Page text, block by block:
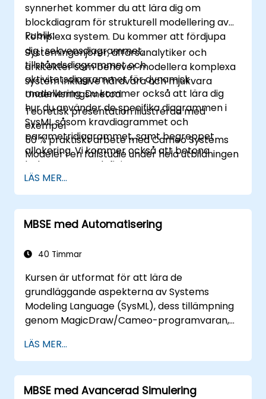
synnerhet kommer du att lära dig om
blockdiagram för strukturell modellering av
komplexa system. Du kommer att fördjupa
dig i sekvensdiagrammet,
tillståndsdiagrammet och
aktivitetsdiagrammet för dynamisk
modellering. Du kommer också att lära dig
hur du använder de specifika diagrammen i
SysML såsom kravdiagrammet och
parametridiagrammet, samt begreppet
allokering. Vi kommer också att betona
behovet av att definiera en
modelleringsmetod som är anpassad till
företagets sammanhang och den typ av
system som ska studeras. Implementeringen
kommer att göras med hjälp
Modeler (MagicDraw) från NoMagic.
Publik:
Systemingenjörer, affärsanalytiker och
arkitekter som behöver modellera komplexa
system inklusive hårdvara och mjukvara
Undervisningsmetod:
Teoretisk presentation illustrerad med
exempel
50 % praktiskt arbete med Cameo Systems
Modeler i en fallstudie under hela utbildningen
LÄS MER...
MBSE med Automatisering
40 Timmar
Kursen är utformat för att lära de
grundläggande aspekterna av Systems
Modeling Language (SysML), dess tillämpning
genom MagicDraw/Cameo-programvaran,
inom MBSE. Denna utbildning täcker också
grunderna i att skapa mallar och generera
rapporter inom MagicDraw/Cameo-
verktygssuiten, samt hur makron och skript
LÄS MER...
MBSE med Avancerad Simulering